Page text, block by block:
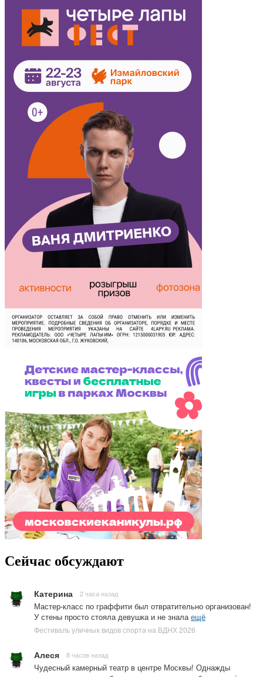
Сейчас обсуждают
Катерина 2 часа назад
Мастер-класс по граффити был отвратительно организован!
У стены просто стояла девушка и не знала ещё
Фестиваль уличных видов спорта на ВДНХ 2026
Алеся 8 часов назад
Чудесный камерный театр в центре Москвы! Однажды